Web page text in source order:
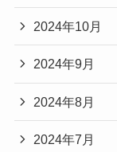
2024年10月
2024年9月
2024年8月
2024年7月